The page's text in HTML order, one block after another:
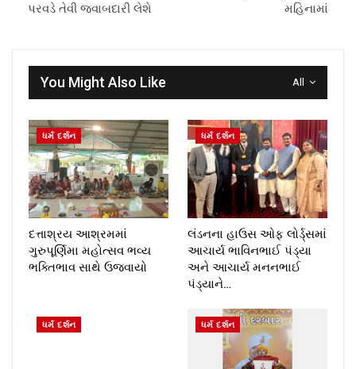
પરવડે તેવી જવાબદારી લેશે
મહિનામાં
All
You Might Also Like
ધર્મ દર્શન
દત્તાશ્રય આશ્રમમાં
ગુરુપૂર્ણિમા મહોત્સવ ભવ્ય
ભક્તિભાવ સાથે ઉજવાયો
ધર્મ દર્શન
લંડનના હાઉસ ઓફ લોર્ડ્સમાં
આચાર્ય ભાવિનભાઈ પંડ્યા
અને આચાર્ય મનનભાઈ
પંડ્યાને…
ધર્મ દર્શન ધર્મ દર્શન